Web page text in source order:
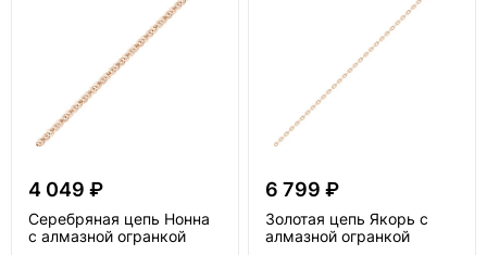
4 049 ₽
Серебряная цепь Нонна
с алмазной огранкой
6 799 ₽
Золотая цепь Якорь с
алмазной огранкой